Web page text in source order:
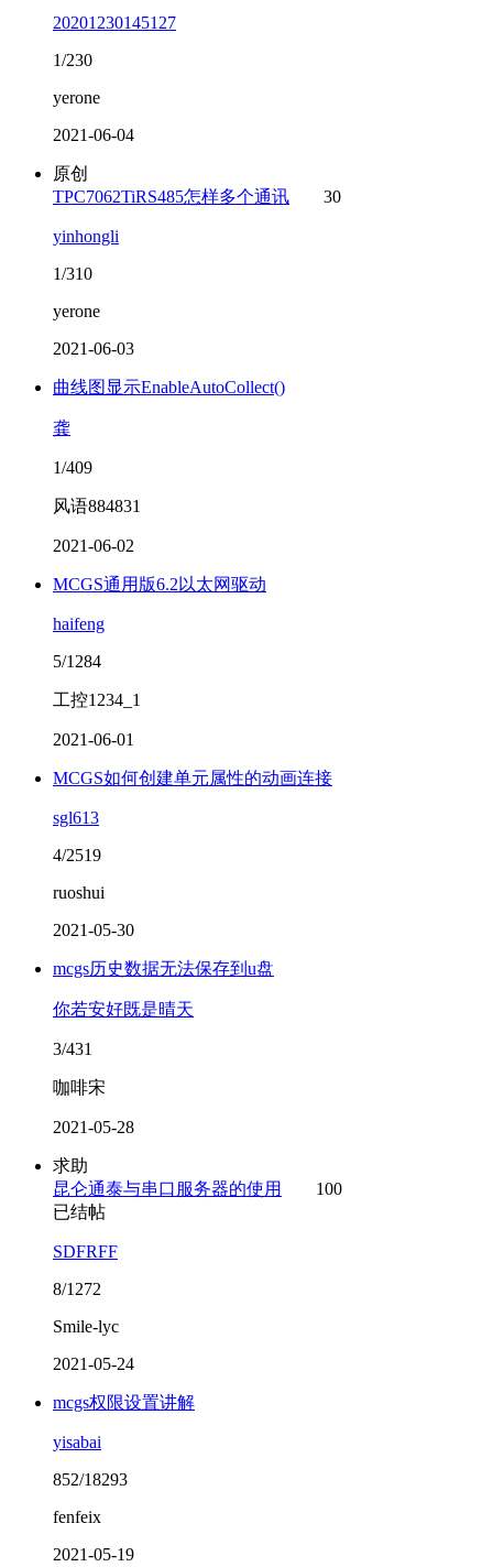
20201230145127
1/230
yerone
2021-06-04
原创
TPC7062TiRS485怎样多个通讯
30
yinhongli
1/310
yerone
2021-06-03
曲线图显示EnableAutoCollect()
龚
1/409
风语884831
2021-06-02
MCGS通用版6.2以太网驱动
haifeng
5/1284
工控1234_1
2021-06-01
MCGS如何创建单元属性的动画连接
sgl613
4/2519
ruoshui
2021-05-30
mcgs历史数据无法保存到u盘
你若安好既是晴天
3/431
咖啡宋
2021-05-28
求助
昆仑通泰与串口服务器的使用
100
已结帖
SDFRFF
8/1272
Smile-lyc
2021-05-24
mcgs权限设置讲解
yisabai
852/18293
fenfeix
2021-05-19